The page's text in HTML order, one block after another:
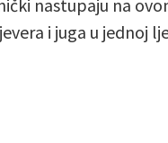
nastupaju na
i juga u jednoj